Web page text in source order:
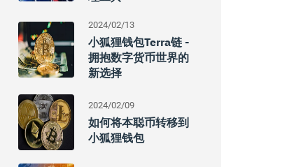
2024/02/13
小狐狸钱包terra链 -
拥抱数字货币世界的
新选择
2024/02/09
如何将本聪币转移到
小狐狸钱包